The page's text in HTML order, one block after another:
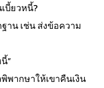
บี้ยวหนี้?
าน เช่น ส่งข้อความ
”
พากษาให้เขาคืนเงิน